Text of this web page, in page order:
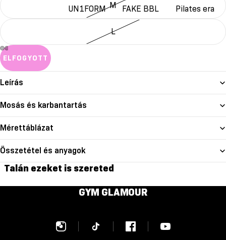
UN1FORM FAKE BBL Pilates era
M
L
ELFOGYOTT
Leírás
Mosás és karbantartás
Mérettáblázat
Összetétel és anyagok
Talán ezeket is szereted
GYM GLAMOUR